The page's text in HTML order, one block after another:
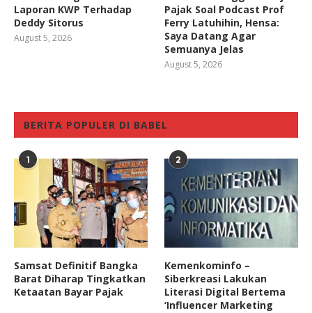
Laporan KWP Terhadap
Deddy Sitorus
August 5, 2026
Pajak Soal Podcast Prof
Ferry Latuhihin, Hensa:
Saya Datang Agar
Semuanya Jelas
August 5, 2026
BERITA POPULER DI BABEL
1
Samsat Definitif Bangka
Barat Diharap Tingkatkan
Ketaatan Bayar Pajak
2
Kemenkominfo –
Siberkreasi Lakukan
Literasi Digital Bertema
‘Influencer Marketing